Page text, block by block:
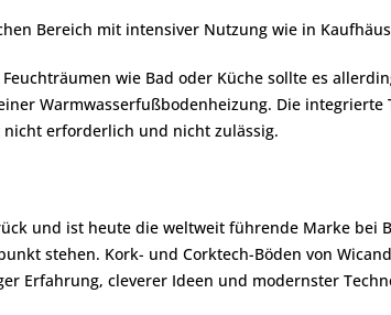
Bereich mit intensiver Nutzung wie in
wie Bad oder Küche sollte es
Warmwasserfußbodenheizung. Die
erforderlich und nicht zulässig.
und ist heute die weltweit führende Marke
stehen. Kork- und Corktech-Böden von
Erfahrung, cleverer Ideen und modernster